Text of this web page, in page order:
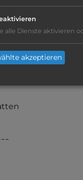
alle Dienste aktivieren
akzeptieren